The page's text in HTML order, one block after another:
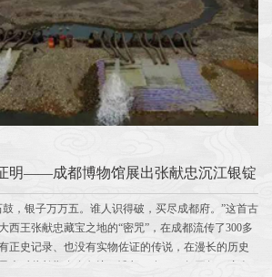
明——成都博物馆展出张献忠沉江银锭
，银子万万五。谁人识得破，买尽成都府。”这首古
西王张献忠藏宝之地的“密咒”，在成都流传了300多
正史记录、也没有实物佐证的传说，在漫长的历史